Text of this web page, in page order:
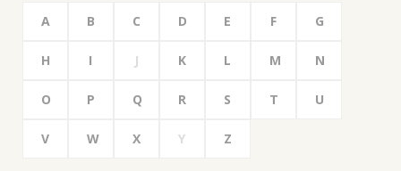
A B C D E F G
H I J K L M N
O P Q R S T U
V W X Y Z